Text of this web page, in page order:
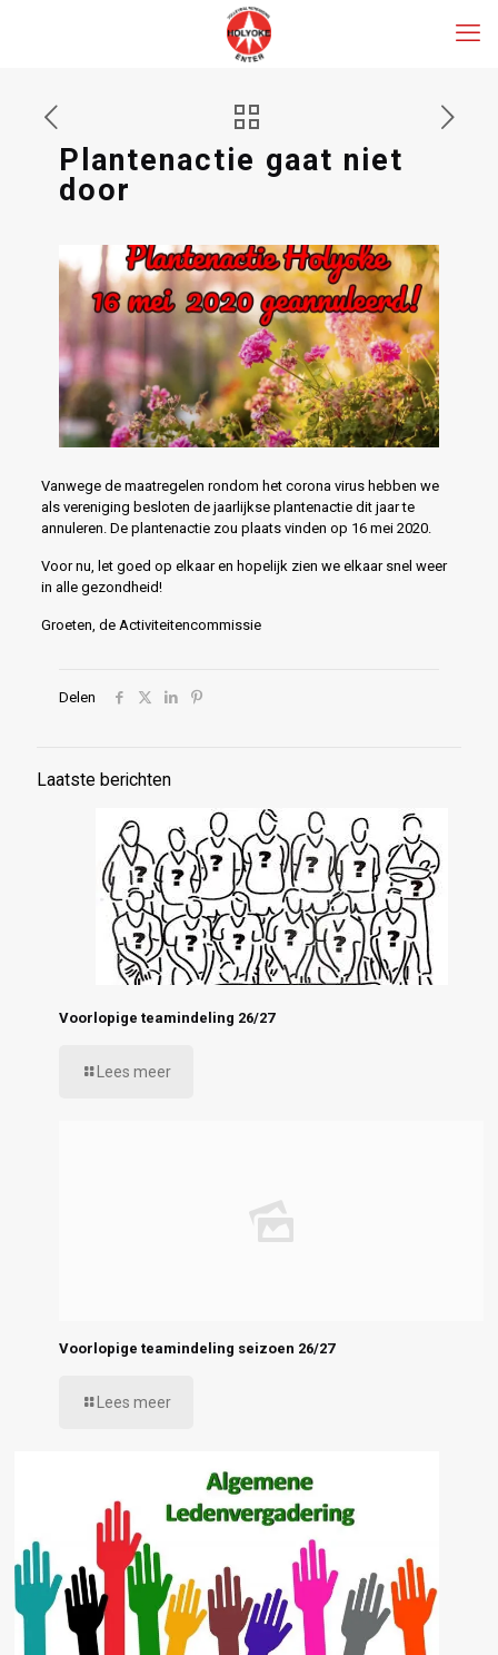
Plantenactie gaat niet
door
Vanwege de maatregelen rondom het corona virus hebben we
als vereniging besloten de jaarlijkse plantenactie dit jaar te
annuleren. De plantenactie zou plaats vinden op 16 mei 2020.
Voor nu, let goed op elkaar en hopelijk zien we elkaar snel weer
in alle gezondheid!
Groeten, de Activiteitencommissie
Delen
Laatste berichten
Voorlopige teamindeling 26/27
Lees meer
Voorlopige teamindeling seizoen 26/27
Lees meer